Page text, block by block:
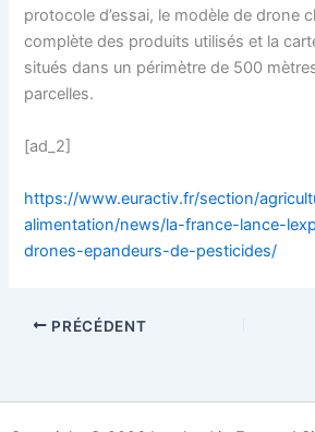
protocole d’essai, le modèle de drone
complète des produits utilisés et la
situés dans un périmètre de 500
parcelles.
[ad_2]
https://www.euractiv.fr/section/
alimentation/news/la-france-lance-
drones-epandeurs-de-pesticides/
PRÉCÉDENT